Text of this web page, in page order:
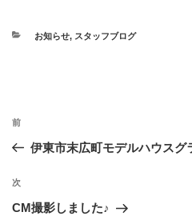
お知らせ, スタッフブログ
前
伊東市末広町モデルハウスグ
次
CM撮影しました♪